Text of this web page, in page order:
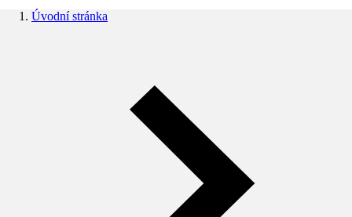
Úvodní stránka